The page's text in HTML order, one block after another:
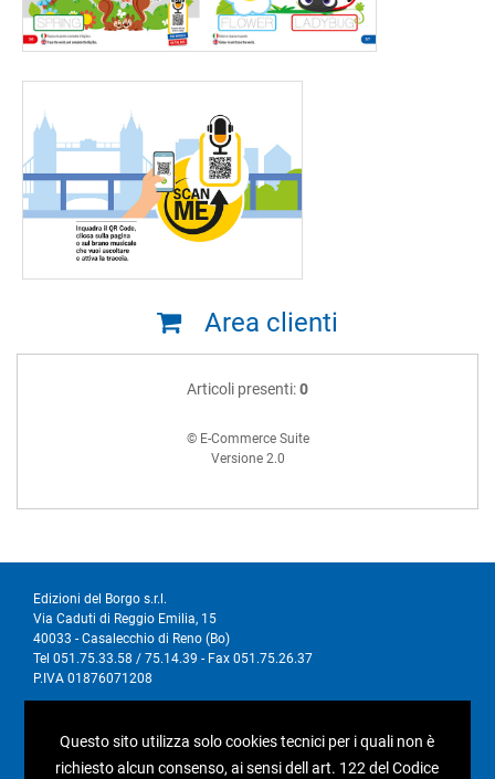
Area clienti
Articoli presenti:0
© E-Commerce Suite
Versione 2.0
Edizioni del Borgo s.r.l.
Via Caduti di Reggio Emilia, 15
40033 - Casalecchio di Reno (Bo)
Tel 051.75.33.58 / 75.14.39 - Fax 051.75.26.37
P.IVA 01876071208
I nostri social
Questo sito utilizza solo cookies tecnici per i quali non è
richiesto alcun consenso, ai sensi dell art. 122 del Codice